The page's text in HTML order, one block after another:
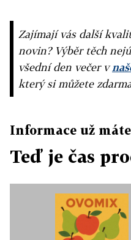
Zajímají vás další
novin? Výběr těch
všední den večer v
který si můžete
Informace už máte
Teď je čas